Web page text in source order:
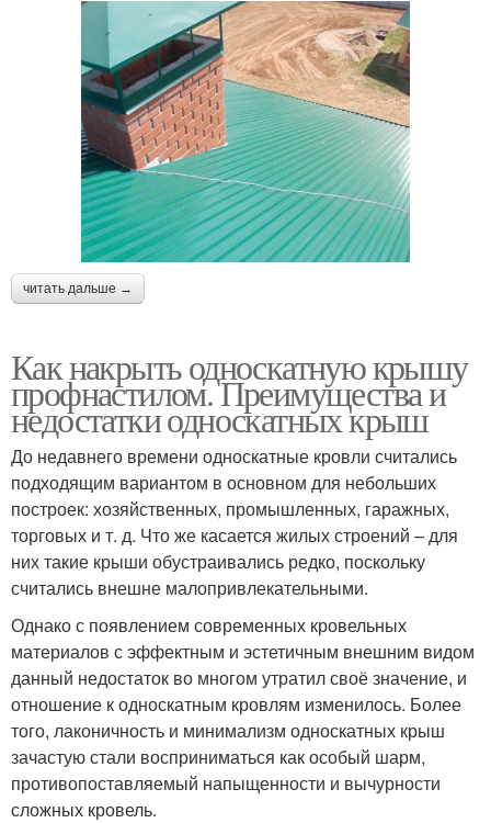
читать дальше →
Как накрыть односкатную крышу
профнастилом. Преимущества и
недостатки односкатных крыш
До недавнего времени односкатные кровли считались
подходящим вариантом в основном для небольших
построек: хозяйственных, промышленных, гаражных,
торговых и т. д. Что же касается жилых строений – для
них такие крыши обустраивались редко, поскольку
считались внешне малопривлекательными.
Однако с появлением современных кровельных
материалов с эффектным и эстетичным внешним видом
данный недостаток во многом утратил своё значение, и
отношение к односкатным кровлям изменилось. Более
того, лаконичность и минимализм односкатных крыш
зачастую стали восприниматься как особый шарм,
противопоставляемый напыщенности и вычурности
сложных кровель.